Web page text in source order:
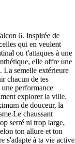
6. Inspirée de
qui en veulent
ou t'attaques à une
elle offre une
La semelle extérieure
chacun de tes
performance
explorer la ville.
de douceur, la
chaussant
serré ni trop large,
ton allure et ton
s'adapte à ta vie active